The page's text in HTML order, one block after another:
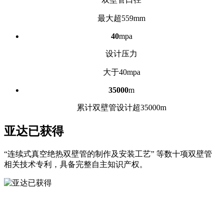
最大超559mm
40mpa
设计压力
大于40mpa
35000m
累计双壁管设计超35000m
亚达已获得
“连续式真空绝热双壁管的制作及安装工艺” 等数十项双壁管
相关技术专利，具备完整自主知识产权。